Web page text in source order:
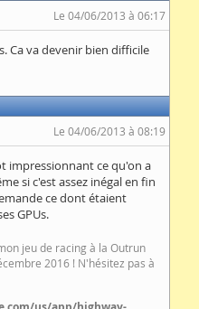
Le 04/06/2013 à 06:17
Ca va devenir bien difficile
Le 04/06/2013 à 08:19
impressionnant ce qu'on a
si c'est assez inégal en fin
ce dont étaient
GPUs.
jeu de racing à la Outrun
2016 ! N'hésitez pas à